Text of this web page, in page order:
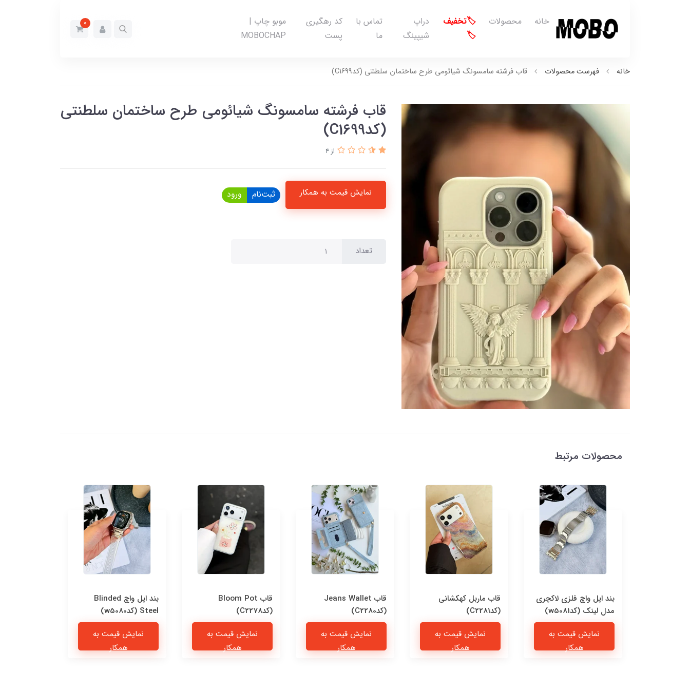
خانه محصولات
🏷️تخفیف
🏷️
دراپ
شیپینگ
تماس با
ما
کد رهگیری
پست
موبو چاپ |
MOBOCHAP
0
خانه فهرست محصولات قاب فرشته سامسونگ شیائومی طرح ساختمان سلطنتی (کدC1699)
قاب فرشته سامسونگ شیائومی طرح ساختمان سلطنتی
(کدC1699)
از 4
نمایش قیمت به همکار ثبت‌نام ورود
تعداد
محصولات مرتبط
بند اپل واچ فلزی لاکچری
مدل لینک (کدw5081)
نمایش قیمت به
همکار
قاب ماربل کهکشانی
(کدC2281)
نمایش قیمت به
همکار
قاب Jeans Wallet
(کدC2280)
نمایش قیمت به
همکار
قاب Bloom Pot
(کدC2278)
نمایش قیمت به
همکار
بند اپل واچ Blinded
Steel (کدw5080)
نمایش قیمت به
همکار